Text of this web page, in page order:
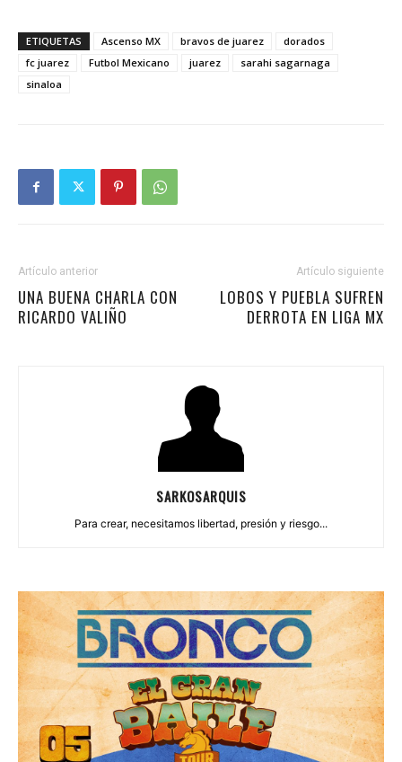
ETIQUETAS Ascenso MX bravos de juarez
dorados
fc juarez
Futbol Mexicano juarez
sarahi sagarnaga
sinaloa
Artículo anterior
UNA BUENA CHARLA CON
RICARDO VALIÑO
Artículo siguiente
LOBOS Y PUEBLA SUFREN
DERROTA EN LIGA MX
SARKOSARQUIS
Para crear, necesitamos libertad, presión y riesgo...